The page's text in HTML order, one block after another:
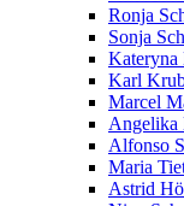
Ronja
Sonja
Kateryna
Karl
Marcel
Angelika
Alfonso
Maria
Astrid